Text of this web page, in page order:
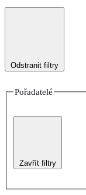
Odstranit filtry
Pořadatelé
Zavřít filtry